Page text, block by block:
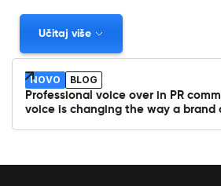
Učitaj više
NOVO
BLOG
Professional voice over in PR
voice is changing the way a brand